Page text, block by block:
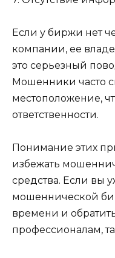
Если у биржи нет
компании, ее
это серьезный
Мошенники часто
местоположение,
ответственности.
Понимание этих
избежать
средства. Если вы
мошеннической
времени и
профессионалам,